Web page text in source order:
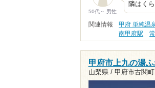
50代～ 男性
隣はく
関連情報 甲府 単純温
南甲府駅
甲府市上九の湯
山梨県 / 甲府市古関